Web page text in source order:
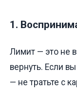
1.
Лимит — это не
вернуть. Если
— не тратьте с